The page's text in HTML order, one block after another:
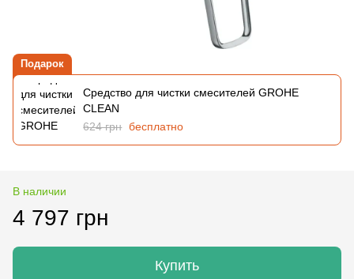
Подарок
Средство для чистки смесителей GROHE
CLEAN
624 грн бесплатно
В наличии
4 797 грн
Купить